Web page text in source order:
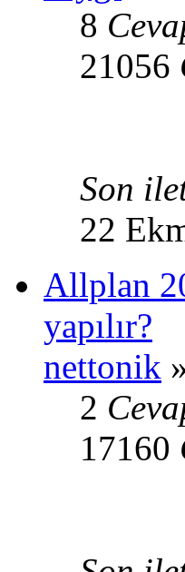
8
21056
Son
22
Allplan
yapılır?
nettonik
2
17160